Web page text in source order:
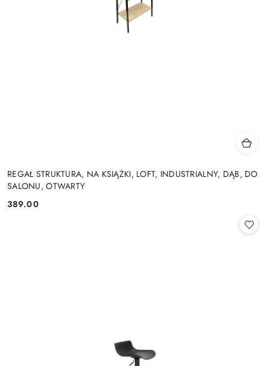
REGAŁ STRUKTURA, NA KSIĄŻKI, LOFT, INDUSTRIALNY, DĄB, DO
SALONU, OTWARTY
Cena:
389.00